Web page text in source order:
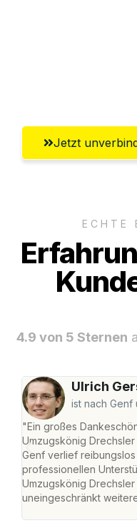
Jetzt
ECHTE
4.9 von 5 Sternen
Ulrich
ist nach Genf
"Ein großes
Umzugskönig
Genf verlief
professionellen
Umzugskönig
uneingeschränkt